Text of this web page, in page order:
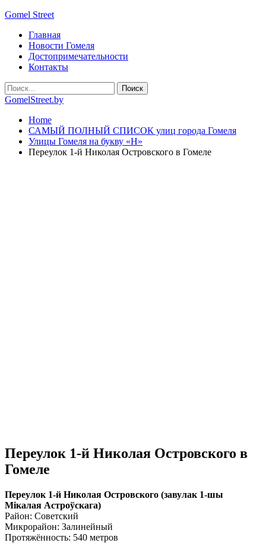
Gomel Street
Главная
Новости Гомеля
Достопримечательности
Контакты
GomelStreet.by
Home
САМЫЙ ПОЛНЫЙ СПИСОК улиц города Гомеля
Улицы Гомеля на букву «Н»
Переулок 1-й Николая Островского в Гомеле
Переулок 1-й Николая Островского в
Гомеле
Переулок 1-й Николая Островского (завулак 1-шы
Мікалая Астроўскага)
Район: Советский
Микрорайон: Залинейный
Протяжённость: 540 метров